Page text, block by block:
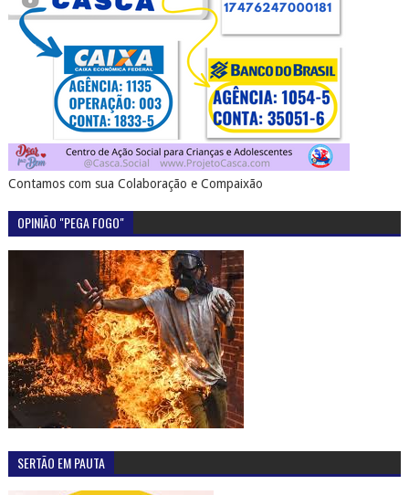
Contamos com sua Colaboração e Compaixão
OPINIÃO "PEGA FOGO"
SERTÃO EM PAUTA